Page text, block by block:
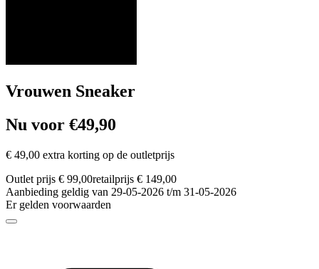
Vrouwen Sneaker
Nu voor €49,90
€ 49,00 extra korting op de outletprijs
Outlet prijs € 99,00retailprijs € 149,00
Aanbieding geldig van 29-05-2026 t/m 31-05-2026
Er gelden voorwaarden